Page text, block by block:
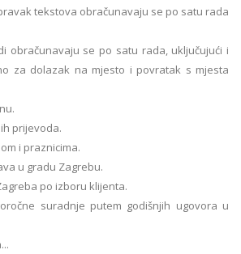
tekstova obračunavaju se po satu rada
obračunavaju se po satu rada, uključujući i
za dolazak na mjesto i povratak s mjesta
prijevoda.
i praznicima.
u gradu Zagrebu.
po izboru klijenta.
suradnje putem godišnjih ugovora u